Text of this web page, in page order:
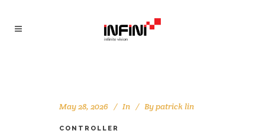
May 28, 2026 In Bypatrick lin
CONTROLLER